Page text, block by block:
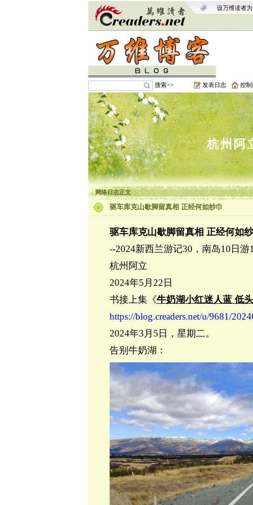
设万维读者
搜索>> 发表日志 控制
杭州阿
。。。
网络日志正文
驱车库克山歇脚留真相 正经何如纱巾
驱车库克山歇脚留真相 正经何如
--2024新西兰游记30，南岛10日游
杭州阿立
2024年5月22日
书接上集《牛奶湖小红迷人蓝 低
https://blog.creaders.net/u/9681/
2024年3月5日，星期二。
告别牛奶湖：